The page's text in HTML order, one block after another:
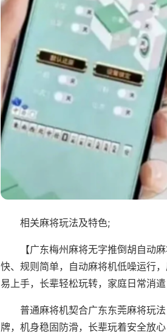
相关麻将玩法及特色;
【广东梅州麻将无字推倒胡自动
快、规则简单，自动麻将机低噪运行
易上手，长辈轻松玩转，家庭日常消
普通麻将机契合广东东莞麻将玩
牌，机身稳固防滑，长辈玩着安全放